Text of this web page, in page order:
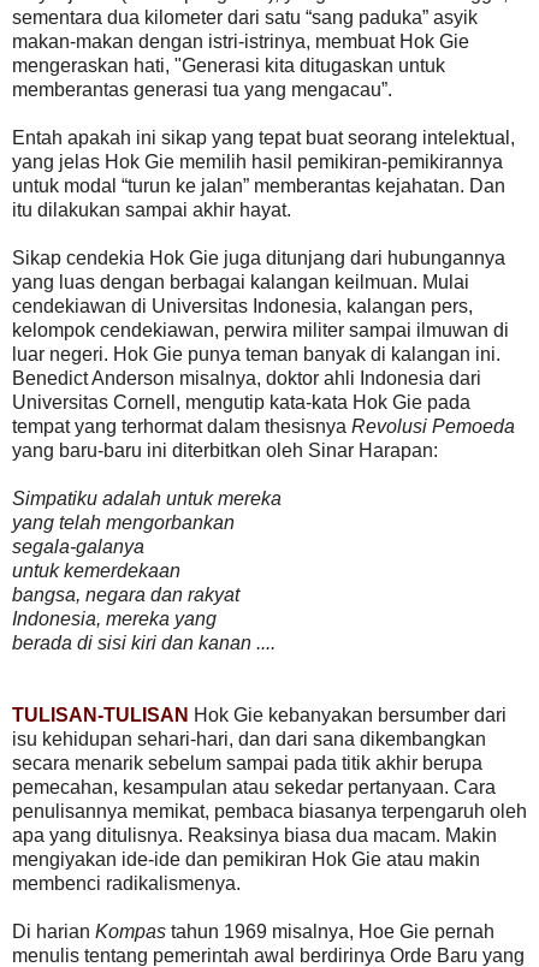
sementara dua kilometer dari satu “sang paduka” asyik
makan-makan dengan istri-istrinya, membuat Hok Gie
mengeraskan hati, "Generasi kita ditugaskan untuk
memberantas generasi tua yang mengacau”.
Entah apakah ini sikap yang tepat buat seorang intelektual,
yang jelas Hok Gie memilih hasil pemikiran-pemikirannya
untuk modal “turun ke jalan” memberantas kejahatan. Dan
itu dilakukan sampai akhir hayat.
Sikap cendekia Hok Gie juga ditunjang dari hubungannya
yang luas dengan berbagai kalangan keilmuan. Mulai
cendekiawan di Universitas Indonesia, kalangan pers,
kelompok cendekiawan, perwira militer sampai ilmuwan di
luar negeri. Hok Gie punya teman banyak di kalangan ini.
Benedict Anderson misalnya, doktor ahli Indonesia dari
Universitas Cornell, mengutip kata-kata Hok Gie pada
tempat yang terhormat dalam thesisnya Revolusi Pemoeda
yang baru-baru ini diterbitkan oleh Sinar Harapan:
Simpatiku adalah untuk mereka
yang telah mengorbankan
segala-galanya
untuk kemerdekaan
bangsa, negara dan rakyat
Indonesia, mereka yang
berada di sisi kiri dan kanan ....
TULISAN-TULISAN Hok Gie kebanyakan bersumber dari
isu kehidupan sehari-hari, dan dari sana dikembangkan
secara menarik sebelum sampai pada titik akhir berupa
pemecahan, kesampulan atau sekedar pertanyaan. Cara
penulisannya memikat, pembaca biasanya terpengaruh oleh
apa yang ditulisnya. Reaksinya biasa dua macam. Makin
mengiyakan ide-ide dan pemikiran Hok Gie atau makin
membenci radikalismenya.
Di harian Kompas tahun 1969 misalnya, Hoe Gie pernah
menulis tentang pemerintah awal berdirinya Orde Baru yang